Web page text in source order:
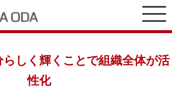
しく輝くことで組織全体が活
性化